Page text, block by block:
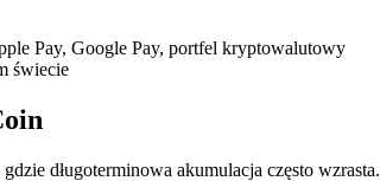
Pay, Google Pay, portfel kryptowalutowy
świecie
długoterminowa akumulacja często wzrasta.